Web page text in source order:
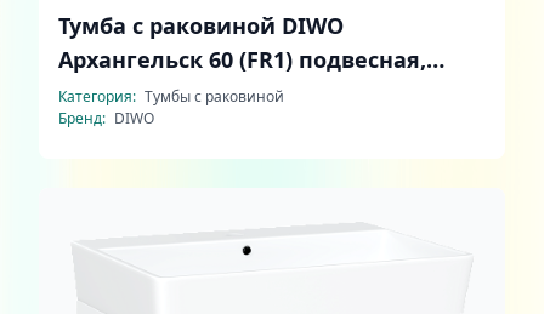
Тумба с раковиной DIWO
Архангельск 60 (FR1) подвесная,
белая, дуб сонома
Категория: Тумбы с раковиной
Бренд: DIWO